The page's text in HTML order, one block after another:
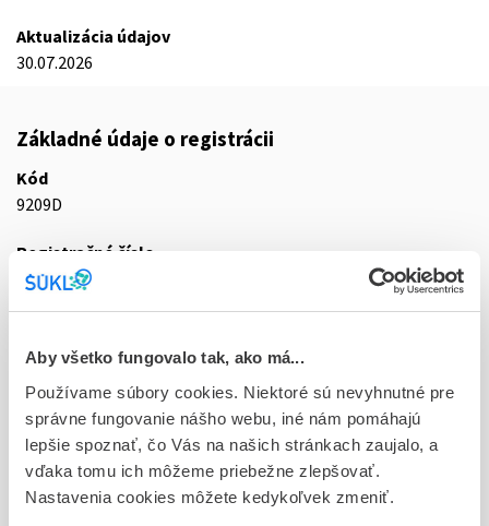
Aby všetko fungovalo tak, ako má...
Používame súbory cookies. Niektoré sú nevyhnutné pre
správne fungovanie nášho webu, iné nám pomáhajú
lepšie spoznať, čo Vás na našich stránkach zaujalo, a
vďaka tomu ich môžeme priebežne zlepšovať.
Nastavenia cookies môžete kedykoľvek zmeniť.
Aktualizácia údajov
30.07.2026
Základné údaje o registrácii
Kód
9209D
Registračné číslo
87/0303/21-S
gas mlf 1x27 l (fľ.oceľová s štandard.ventil.)
Stav
D - Registrácia bez obmedzenia platnosti
Typ registračnej procedúry
Vzájomné uznávanie (mutual recognition proc.)